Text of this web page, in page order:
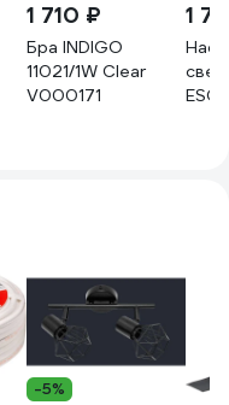
1 710 ₽
Бра INDIGO
11021/1W Clear
V000171
1
-5%